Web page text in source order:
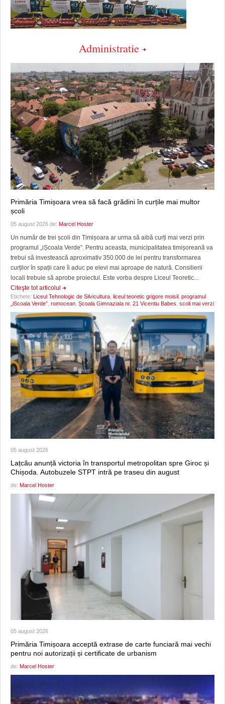
Administratie
Primăria Timișoara vrea să facă grădini în curțile mai multor
școli
05 august 2026 de: Marcel Hoster
Un număr de trei școli din Timișoara ar urma să aibă curți mai verzi prin
programul „iȘcoala Verde”. Pentru aceasta, municipalitatea timișoreană va
trebui să investească aproximativ 350.000 de lei pentru transformarea
curților în spații care îi aduc pe elevi mai aproape de natură. Consilierii
locali trebuie să aprobe proiectul. Este vorba despre Liceul Teoretic...
Citeşte tot articolul
Etichete: Liceul Tehnologic de Silvicultura liceul teoretic grigore moisil programul
„iScoala Verde” romocean Școala Gimnaziala nr. 21 Vicentiu Babes scoli mai verzi
05 august 2026
Lațcău anunță victoria în transportul metropolitan spre Giroc și
Chișoda. Autobuzele STPT intră pe traseu din august
de: Marcel Hoster
05 august 2026
Primăria Timișoara acceptă extrase de carte funciară mai vechi
pentru noi autorizații și certificate de urbanism
de: Marcel Hoster